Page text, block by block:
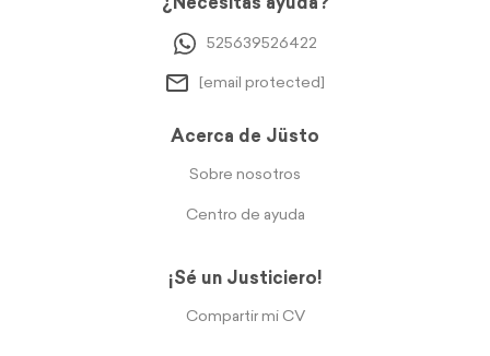
¿Necesitas ayuda?
525639526422
[email protected]
Acerca de Jüsto
Sobre nosotros
Centro de ayuda
¡Sé un Justiciero!
Compartir mi CV